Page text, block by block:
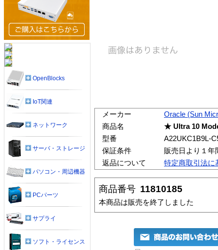
メーカー
Oracle (Sun
商品名
★ Ultra 10
型番
A22UKC1B9L-
保証条件
販売日より１年
返品について
特定商取引法に
商品番号 11810185
本商品は販売を終了しました
OpenBlocks
IoT関連
ネットワーク
サーバ・ストレージ
パソコン・周辺機器
PCパーツ
サプライ
ソフト・ライセンス